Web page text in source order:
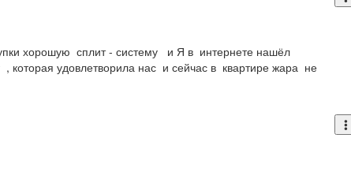
хорошую сплит - систему и Я в интернете нашёл
которая удовлетворила нас и сейчас в квартире жара не